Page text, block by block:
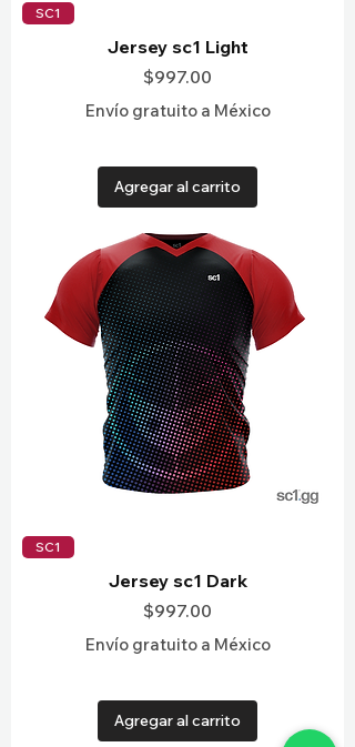
SC1
Jersey sc1 Light
Precio
$997.00
Envío gratuito a México
Agregar al carrito
SC1
Jersey sc1 Dark
Precio
$997.00
Envío gratuito a México
Agregar al carrito